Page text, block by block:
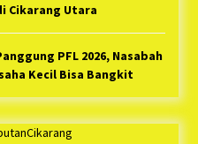
Cikarang Utara
PFL 2026, Nasabah
Kecil Bisa Bangkit